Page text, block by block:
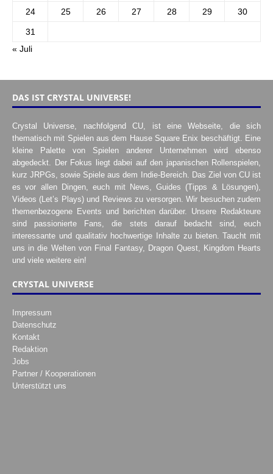
24 25 26 27 28 29 30
31
« Juli
DAS IST CRYSTAL UNIVERSE!
Crystal Universe, nachfolgend CU, ist eine Webseite, die sich
thematisch mit Spielen aus dem Hause Square Enix beschäftigt. Eine
kleine Palette von Spielen anderer Unternehmen wird ebenso
abgedeckt. Der Fokus liegt dabei auf den japanischen Rollenspielen,
kurz JRPGs, sowie Spiele aus dem Indie-Bereich. Das Ziel von CU ist
es vor allen Dingen, euch mit News, Guides (Tipps & Lösungen),
Videos (Let’s Plays) und Reviews zu versorgen. Wir besuchen zudem
themenbezogene Events und berichten darüber. Unsere Redakteure
sind passionierte Fans, die stets darauf bedacht sind, euch
interessante und qualitativ hochwertige Inhalte zu bieten. Taucht mit
uns in die Welten von Final Fantasy, Dragon Quest, Kingdom Hearts
und viele weitere ein!
CRYSTAL UNIVERSE
Impressum
Datenschutz
Kontakt
Redaktion
Jobs
Partner / Kooperationen
Unterstützt uns